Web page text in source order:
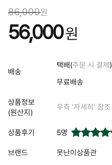
86,000원
56,000원
배송
택배(주문 시 결제)
무료배송
상품정보
(원산지)
우측 '자세히' 참조
상품후기 5명
브랜드 못난이상품관